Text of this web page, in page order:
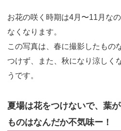
お花の咲く時期は4月〜11月な
なくなります。
この写真は、春に撮影したもの
つけず、また、秋になり涼しく
うです。
夏場は花をつけないで、葉
ものはなんだか不気味ー！